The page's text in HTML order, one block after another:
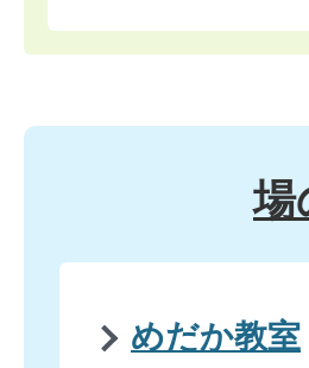
場
めだか教室